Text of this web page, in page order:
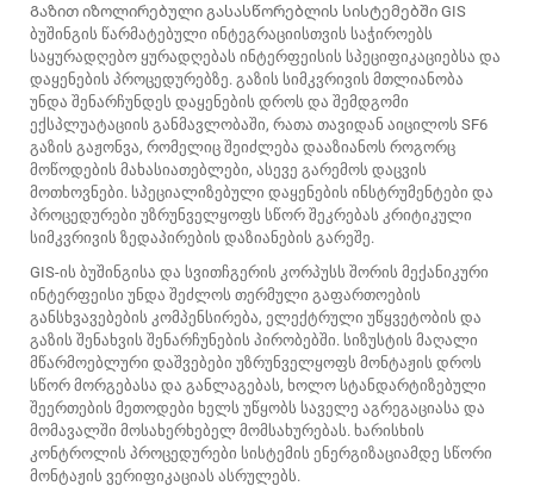
Გაზით იზოლირებული გასასწორებლის სისტემებში GIS
ბუშინგის წარმატებული ინტეგრაციისთვის საჭიროებს
საყურადღებო ყურადღებას ინტერფეისის სპეციფიკაციებსა და
დაყენების პროცედურებზე. გაზის სიმკვრივის მთლიანობა
უნდა შენარჩუნდეს დაყენების დროს და შემდგომი
ექსპლუატაციის განმავლობაში, რათა თავიდან აიცილოს SF6
გაზის გაჟონვა, რომელიც შეიძლება დააზიანოს როგორც
მოწოდების მახასიათებლები, ასევე გარემოს დაცვის
მოთხოვნები. სპეციალიზებული დაყენების ინსტრუმენტები და
პროცედურები უზრუნველყოფს სწორ შეკრებას კრიტიკული
სიმკვრივის ზედაპირების დაზიანების გარეშე.
GIS-ის ბუშინგისა და სვითჩგერის კორპუსს შორის მექანიკური
ინტერფეისი უნდა შეძლოს თერმული გაფართოების
განსხვავებების კომპენსირება, ელექტრული უწყვეტობის და
გაზის შენახვის შენარჩუნების პირობებში. სიზუსტის მაღალი
მწარმოებლური დაშვებები უზრუნველყოფს მონტაჟის დროს
სწორ მორგებასა და განლაგებას, ხოლო სტანდარტიზებული
შეერთების მეთოდები ხელს უწყობს საველე აგრეგაციასა და
მომავალში მოსახერხებელ მომსახურებას. ხარისხის
კონტროლის პროცედურები სისტემის ენერგიზაციამდე სწორი
მონტაჟის ვერიფიკაციას ასრულებს.